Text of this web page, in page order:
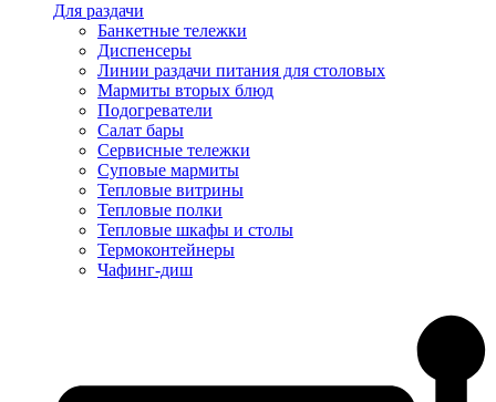
Для раздачи
Банкетные тележки
Диспенсеры
Линии раздачи питания для столовых
Мармиты вторых блюд
Подогреватели
Салат бары
Сервисные тележки
Суповые мармиты
Тепловые витрины
Тепловые полки
Тепловые шкафы и столы
Термоконтейнеры
Чафинг-диш